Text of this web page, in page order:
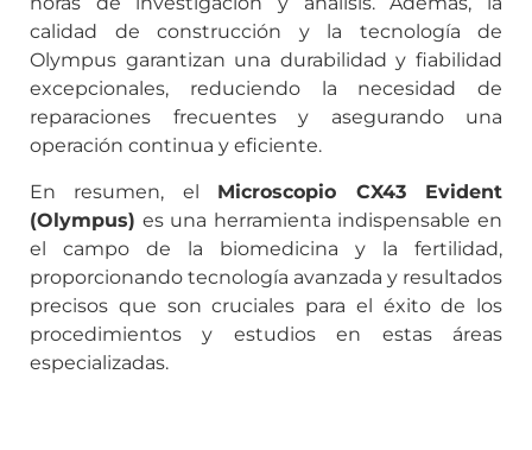
calidad de construcción y la tecnología de
Olympus garantizan una durabilidad y fiabilidad
excepcionales, reduciendo la necesidad de
reparaciones frecuentes y asegurando una
operación continua y eficiente.
En resumen, el Microscopio CX43 Evident
(Olympus) es una herramienta indispensable en
el campo de la biomedicina y la fertilidad,
proporcionando tecnología avanzada y resultados
precisos que son cruciales para el éxito de los
procedimientos y estudios en estas áreas
especializadas.